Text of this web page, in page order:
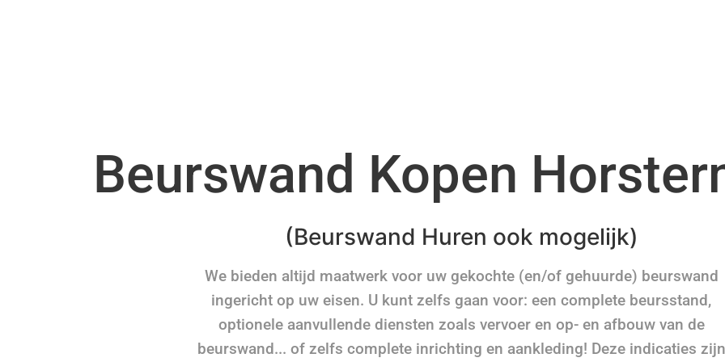
Beurswand Kopen
(Beurswand Huren ook mogelijk)
We bieden altijd maatwerk voor uw gekochte (en/of gehuurde) beurswand
ingericht op uw eisen. U kunt zelfs gaan voor: een complete beursstand,
optionele aanvullende diensten zoals vervoer en op- en afbouw van de
beurswand... of zelfs complete inrichting en aankleding! Deze indicaties zijn